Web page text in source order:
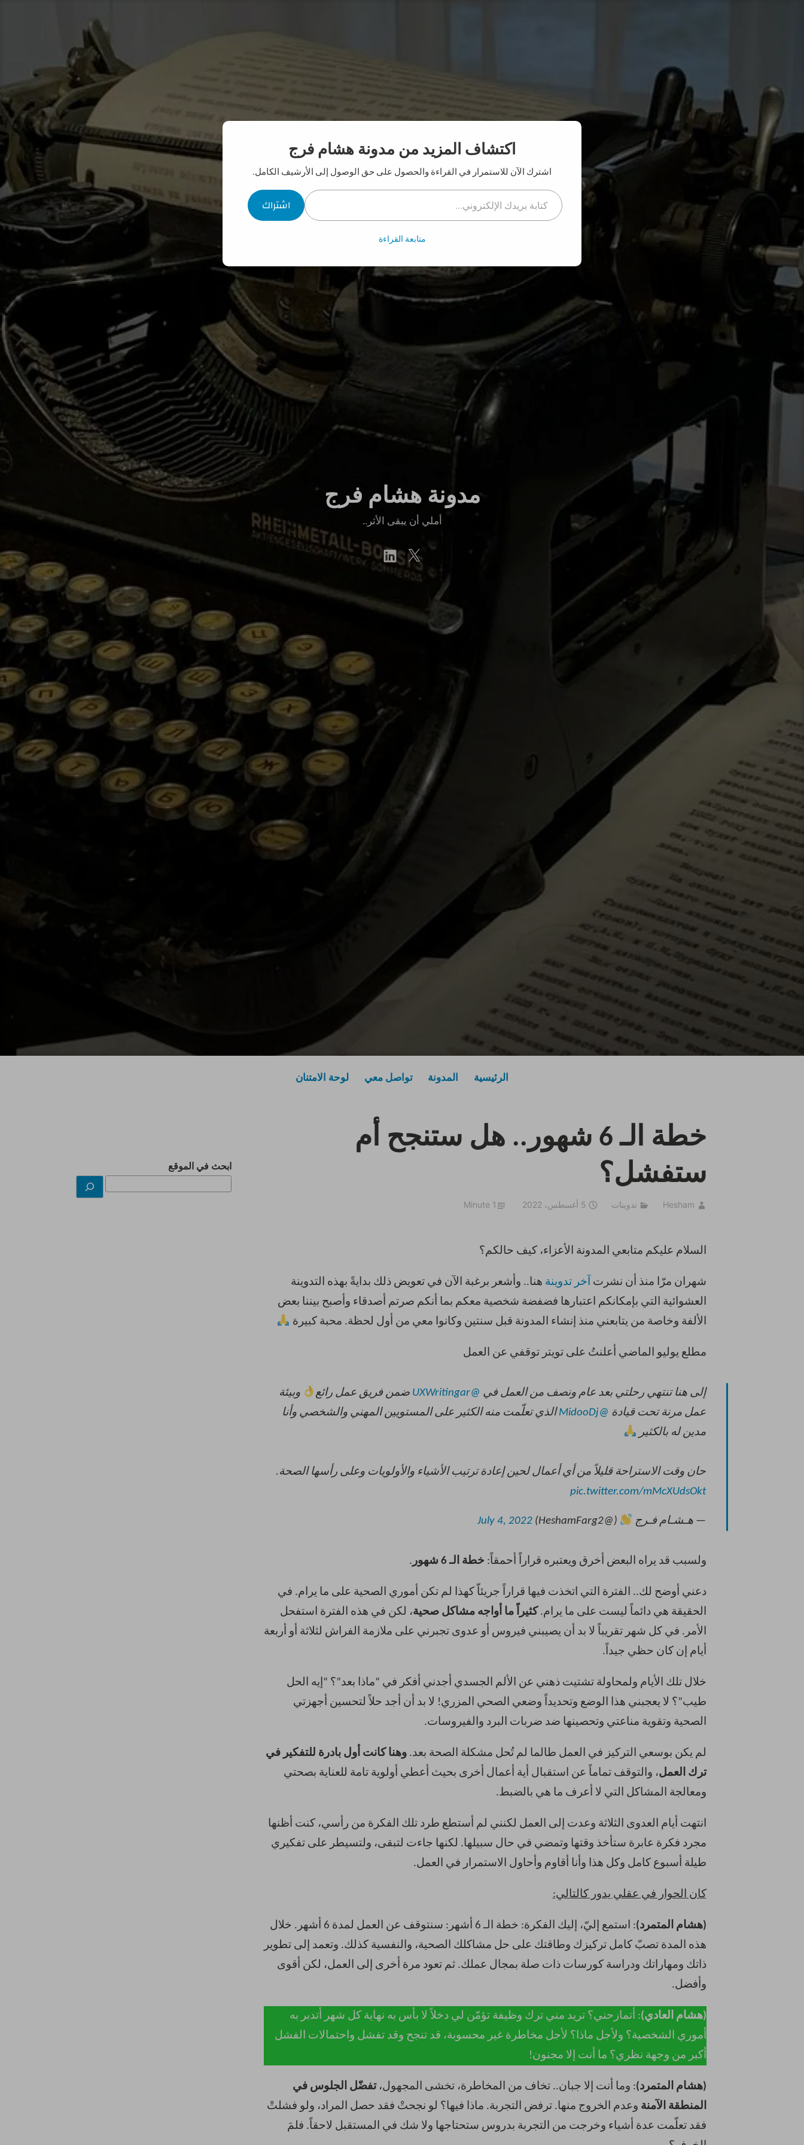
مدونة هشام فرج
أملي أن يبقى الأثر..
Twitter
linkedin
الرئيسية المدونة تواصل معي لوحة الامتنان
خطة الـ 6 شهور.. هل ستنجح أم
ستفشل؟
Hesham تدوينات 5 أغسطس، 2022 1 Minute
السلام عليكم متابعي المدونة الأعزاء، كيف حالكم؟
شهران مرّا منذ أن نشرت آخر تدوينة هنا.. وأشعر برغبة الآن في تعويض ذلك بدايةً بهذه التدوينة
العشوائية التي بإمكانكم اعتبارها فضفضة شخصية معكم بما أنكم صرتم أصدقاء وأصبح بيننا بعض
الألفة وخاصة من يتابعني منذ إنشاء المدونة قبل سنتين وكانوا معي من أول لحظة. محبة كبيرة
مطلع يوليو الماضي أعلنتُ على تويتر توقفي عن العمل
إلى هنا تنتهي رحلتي بعد عام ونصف من العمل في @UXWritingar ضمن فريق عمل رائع
وبيئة
عمل مرنة تحت قيادة @MidooDj
الذي تعلّمت منه الكثير على المستويين المهني والشخصي وأنا
مدين له بالكثير
حان وقت الاستراحة قليلاً من أي أعمال لحين إعادة ترتيب الأشياء والأولويات وعلى رأسها الصحة.
pic.twitter.com/mMcXUdsOkt
— هـشـام فـرج (@HeshamFarg2)
July 4, 2022
ولسبب قد يراه البعض أخرق ويعتبره قراراً أحمقاً: خطة الـ 6 شهور .
دعني أوضح لك.. الفترة التي اتخذت فيها قراراً جريئاّ كهذا لم تكن أموري الصحية على ما يرام. في
الحقيقة هي دائماً ليست على ما يرام. كثيراً ما أواجه مشاكل صحية، لكن في هذه الفترة استفحل
الأمر. في كل شهر تقريباً لا بد أن يصيبني فيروس أو عدوى تجبرني على ملازمة الفراش لثلاثة أو أربعة
أيام إن كان حظي جيداً.
خلال تلك الأيام ولمحاولة تشتيت ذهني عن الألم الجسدي أجدني أفكر في “ماذا بعد”؟ “إيه الحل
طيب”؟ لا يعجبني هذا الوضع وتحديداً وضعي الصحي المزري! لا بد أن أجد حلاً لتحسين أجهزتي
الصحية وتقوية مناعتي وتحصينها ضد ضربات البرد والفيروسات.
لم يكن بوسعي التركيز في العمل طالما لم تُحل مشكلة الصحة بعد.وهنا كانت أول بادرة للتفكير في
ترك العمل، والتوقف تماماً عن استقبال أية أعمال أخرى بحيث أعطي أولوية تامة للعناية بصحتي
ومعالجة المشاكل التي لا أعرف ما هي بالضبط.
انتهت أيام العدوى الثلاثة وعدت إلى العمل لكنني لم أستطع طرد تلك الفكرة من رأسي، كنت أظنها
مجرد فكرة عابرة ستأخذ وقتها وتمضي في حال سبيلها. لكنها جاءت لتبقى، ولتسيطر على تفكيري
طيلة أسبوع كامل وكل هذا وأنا أقاوم وأحاول الاستمرار في العمل.
كان الحوار في عقلي يدور كالتالي:
(هشام المتمرد)
: استمع إليّ، إليك الفكرة: خطة الـ 6 أشهر: سنتوقف عن العمل لمدة 6 أشهر. خلال
هذه المدة تصبّ كامل تركيزك وطاقتك على حل مشاكلك الصحية، والنفسية كذلك. وتعمد إلى تطوير
ذاتك ومهاراتك ودراسة كورسات ذات صلة بمجال عملك. ثم تعود مرة أخرى إلى العمل، لكن أقوى
وأفضل.
(هشام العادي): أتمازحني؟ تريد مني ترك وظيفة تؤمّن لي دخلاً لا بأس به نهاية كل شهر أتدبر به
أموري الشخصية؟ ولأجل ماذا؟ لأجل مخاطرة غير محسوبة، قد تنجح وقد تفشل واحتمالات الفشل
أكبر من وجهة نظري؟ ما أنت إلا مجنون!
(هشام المتمرد): وما أنت إلا جبان.. تخاف من المخاطرة، تخشى المجهول،تفضّل الجلوس في
المنطقة الآمنة وعدم الخروج منها. ترفض التجربة. ماذا فيها؟ لو نجحتْ فقد حصل المراد، ولو فشلتْ
فقد تعلّمت عدة أشياء وخرجت من التجربة بدروس ستحتاجها ولا شك في المستقبل لاحقاً. فلمَ
ابحث في الموقع
اكتشاف المزيد من مدونة هشام فرج
اشترك الآن للاستمرار في القراءة والحصول على حق الوصول إلى الأرشيف الكامل.
كتابة بريدك الإلكتروني...
اشتراك
متابعة القراءة